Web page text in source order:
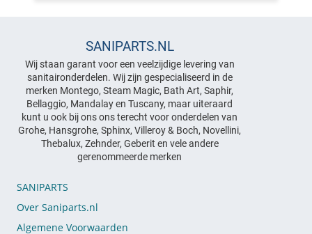
SANIPARTS.NL
Wij staan garant voor een veelzijdige levering van
sanitaironderdelen. Wij zijn gespecialiseerd in de
merken Montego, Steam Magic, Bath Art, Saphir,
Bellaggio, Mandalay en Tuscany, maar uiteraard
kunt u ook bij ons ons terecht voor onderdelen van
Grohe, Hansgrohe, Sphinx, Villeroy & Boch, Novellini,
Thebalux, Zehnder, Geberit en vele andere
gerenommeerde merken
SANIPARTS
Over Saniparts.nl
Algemene Voorwaarden